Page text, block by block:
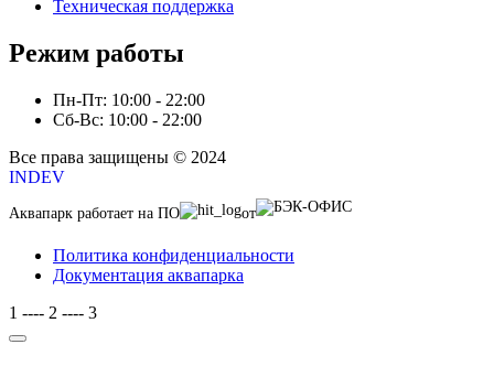
Техническая поддержка
Режим работы
Пн-Пт: 10:00 - 22:00
Сб-Вс: 10:00 - 22:00
Все права защищены © 2024
INDEV
Аквапарк работает на ПО от
Политика конфиденциальности
Документация аквапарка
1 ---- 2 ---- 3